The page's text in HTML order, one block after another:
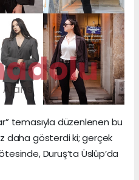
temasıyla düzenlenen bu
daha gösterdi ki; gerçek
Duruş’ta Üslûp’da